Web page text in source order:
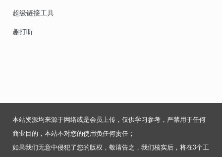
超级链接工具
趣打听
本站资源均来源于网络或是会员上传，仅供学习参考，严禁用于任何
商业目的，本站不对您的使用负任何责任；
如果我们无意中侵犯了您的版权，敬请告之，我们核实后，将在3个工